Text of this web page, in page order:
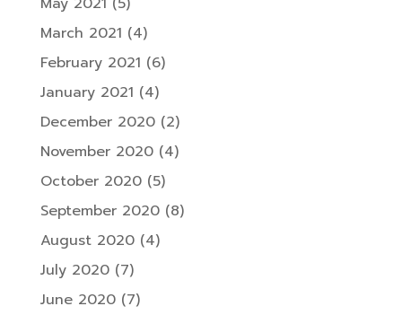
March 2021 (4)
February 2021 (6)
January 2021 (4)
December 2020(2)
November 2020(4)
October 2020(5)
September 2020(8)
August 2020(4)
July 2020(7)
June 2020(7)